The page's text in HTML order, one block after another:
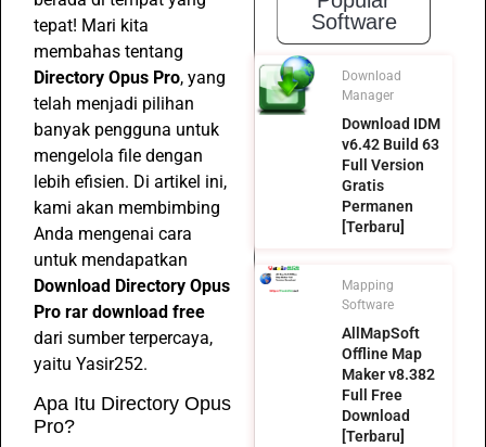
tepat! Mari kita
membahas tentang
Directory Opus Pro, yang
telah menjadi pilihan
banyak pengguna untuk
mengelola file dengan
lebih efisien. Di artikel ini,
kami akan membimbing
Anda mengenai cara
untuk mendapatkan
Download Directory Opus
Pro rar download free
dari sumber terpercaya,
yaitu Yasir252.
Apa Itu Directory Opus
Pro?
Software
Download
Manager
Download IDM
v6.42 Build 63
Full Version
Gratis
Permanen
[Terbaru]
Mapping
Software
AllMapSoft
Offline Map
Maker v8.382
Full Free
Download
[Terbaru]